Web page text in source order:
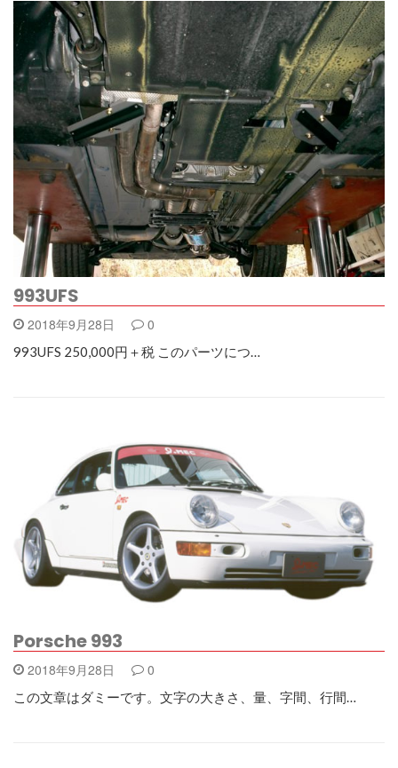
993UFS
2018年9月28日 0
993UFS 250,000円＋税 このパーツにつ…
Porsche 993
2018年9月28日 0
この文章はダミーです。文字の大きさ、量、字間、行間…